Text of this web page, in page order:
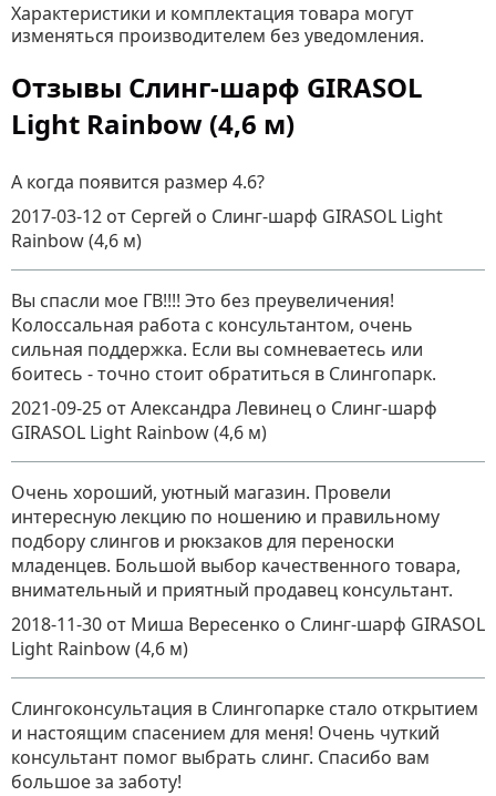
Характеристики и комплектация товара могут
изменяться производителем без уведомления.
Отзывы Слинг-шарф GIRASOL
Light Rainbow (4,6 м)
А когда появится размер 4.6?
2017-03-12 от Сергей о Слинг-шарф GIRASOL Light
Rainbow (4,6 м)
Вы спасли мое ГВ!!!! Это без преувеличения!
Колоссальная работа с консультантом, очень
сильная поддержка. Если вы сомневаетесь или
боитесь - точно стоит обратиться в Слингопарк.
2021-09-25 от Александра Левинец о Слинг-шарф
GIRASOL Light Rainbow (4,6 м)
Очень хороший, уютный магазин. Провели
интересную лекцию по ношению и правильному
подбору слингов и рюкзаков для переноски
младенцев. Большой выбор качественного товара,
внимательный и приятный продавец консультант.
2018-11-30 от Миша Вересенко о Слинг-шарф GIRASOL
Light Rainbow (4,6 м)
Слингоконсультация в Слингопарке стало открытием
и настоящим спасением для меня! Очень чуткий
консультант помог выбрать слинг. Спасибо вам
большое за заботу!